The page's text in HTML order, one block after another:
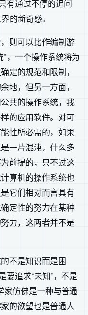
有通过不停的追问
的新奇感。
则可以比作编制游
，一个操作系统将为
定的规范和限制，
地，但另一方面，
共的操作系统，我
的应用软件。对可
性所必需的，如果
一片混沌，什么多
前提的，只不过这
算机的操作系统也
它们相对而言具有
定性的努力在某种
力，这两者并不是
不是知识而是困
要追求“未知”，不是
家仿佛是一种与普通
的欲望也是普通人